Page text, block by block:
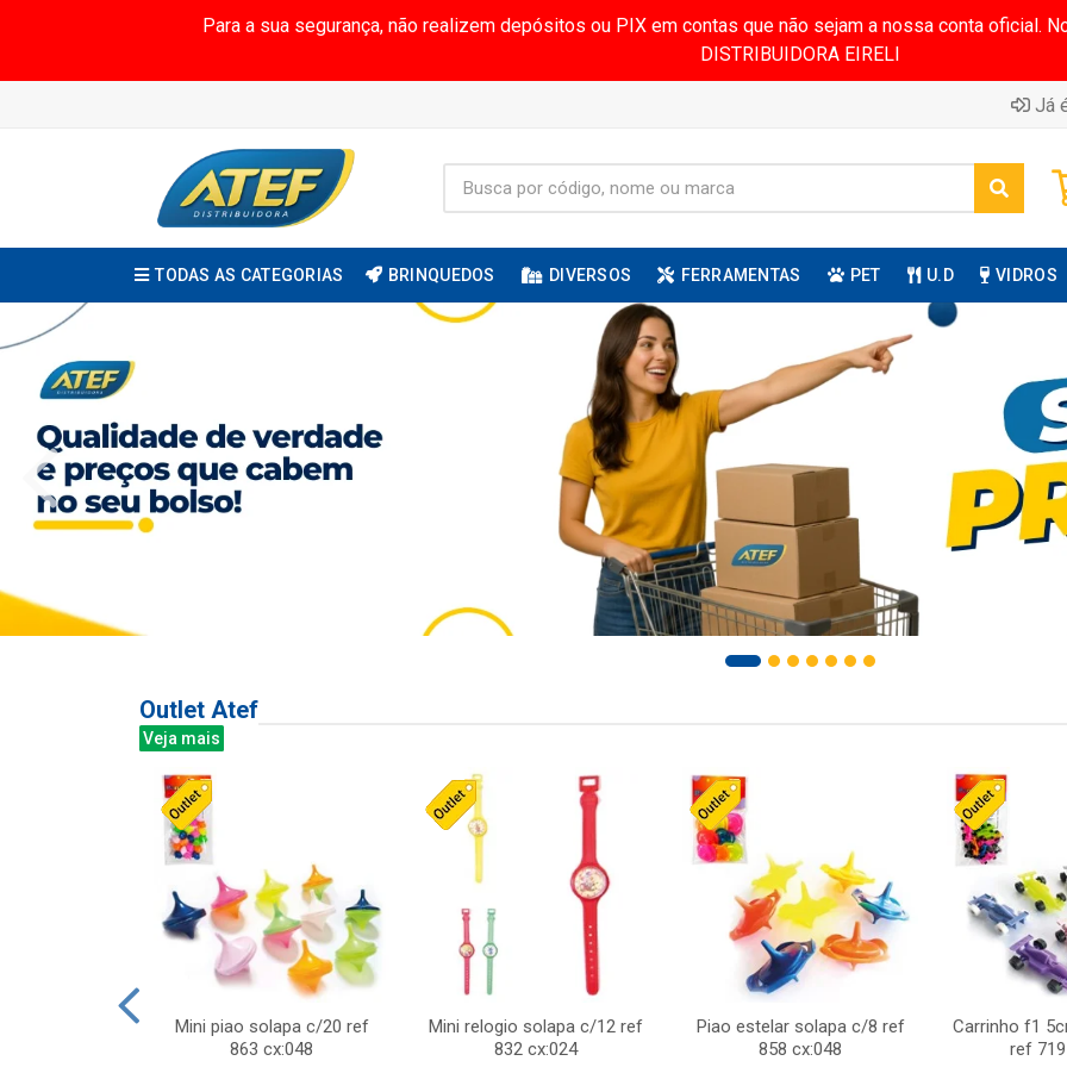
Para a sua segurança, não realizem depósitos ou PIX em contas que não sejam a nossa conta oficial.
DISTRIBUIDORA EIRELI
Já
TODAS AS CATEGORIAS BRINQUEDOS DIVERSOS FERRAMENTAS PET U.D VIDROS
Outlet Atef
Veja mais
Mini piao solapa c/20 ref
863 cx:048
Mini relogio solapa c/12 ref
832 cx:024
Piao estelar solapa c/8 ref
858 cx:048
Carrinho f1
ref